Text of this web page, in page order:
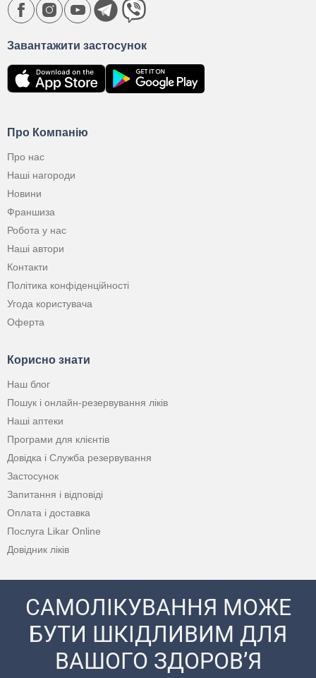
Про Компанію
Про нас
Наші нагороди
Новини
Франшиза
Робота у нас
Наші автори
Контакти
Політика конфіденційності
Угода користувача
Оферта
Корисно знати
Наш блог
Пошук і онлайн-резервування ліків
Наші аптеки
Програми для клієнтів
Довідка і Служба резервування
Застосунок
Запитання і відповіді
Оплата і доставка
Послуга Likar Online
Довідник ліків
Завантажити застосунок
САМОЛІКУВАННЯ МОЖЕ
БУТИ ШКІДЛИВИМ ДЛЯ
ВАШОГО ЗДОРОВ’Я